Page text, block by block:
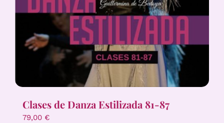
Clases de Danza Estilizada 81-87
79,00 €